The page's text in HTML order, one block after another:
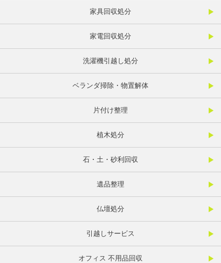
家具回収処分
家電回収処分
洗濯機引越し処分
ベランダ掃除・物置解体
片付け整理
植木処分
石・土・砂利回収
遺品整理
仏壇処分
引越しサービス
オフィス 不用品回収